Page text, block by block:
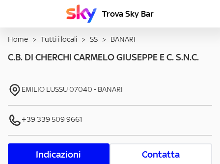
Trova Sky Bar
Home > Tutti i locali > SS > BANARI
C.B. DI CHERCHI CARMELO GIUSEPPE E C. S.N.C.
EMILIO LUSSU 07040 - BANARI
+39 339 509 9661
Indicazioni Contatta